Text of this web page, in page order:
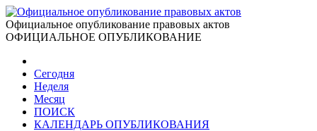
Официальное опубликование правовых актов
ОФИЦИАЛЬНОЕ ОПУБЛИКОВАНИЕ
Сегодня
Неделя
Месяц
ПОИСК
КАЛЕНДАРЬ ОПУБЛИКОВАНИЯ